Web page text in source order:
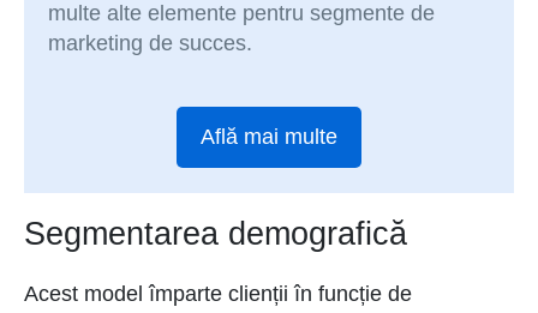
multe alte elemente pentru segmente de
marketing de succes.
Află mai multe
Segmentarea demografică
Acest model împarte clienții în funcție de